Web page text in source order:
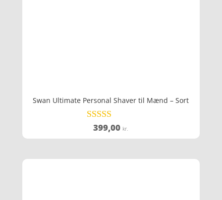
Swan Ultimate Personal Shaver til Mænd – Sort
Vurderet
3.8
399,00 kr.